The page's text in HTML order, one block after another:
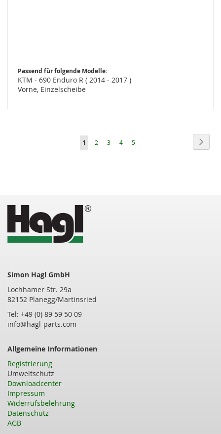
Passend für folgende Modelle:
KTM - 690 Enduro R ( 2014 - 2017 )
Vorne, Einzelscheibe
Seite
Sie
1 Seite
2 Seite
3 Seite
4 Seite
5
Simon Hagl GmbH
Lochhamer Str. 29a
82152 Planegg/Martinsried
Tel: +49 (0) 89 59 50 09
info@hagl-parts.com
Allgemeine Informationen
Registrierung
Umweltschutz
Downloadcenter
Impressum
Widerrufsbelehrung
Datenschutz
AGB